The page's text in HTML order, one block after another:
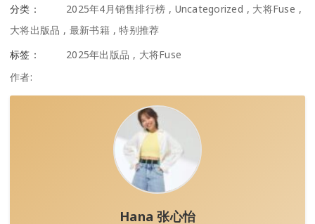
分类： 2025年4月销售排行榜 , Uncategorized , 大将Fuse ,
大将出版品 , 最新书籍 ,特别推荐
标签：
2025年出版品 , 大将Fuse
作者:
Hana 张心怡